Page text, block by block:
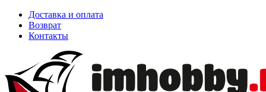
Доставка и оплата
Возврат
Контакты